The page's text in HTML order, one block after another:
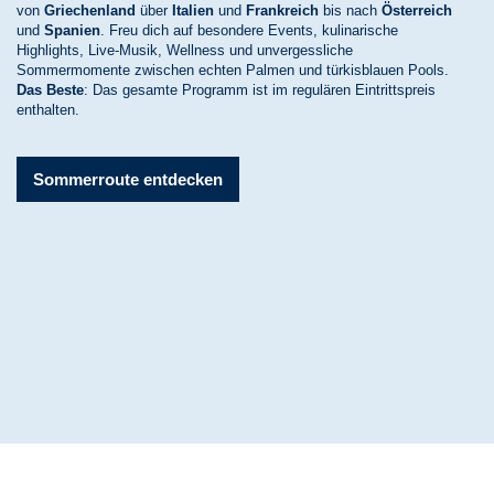
von Griechenland über Italien und Frankreich bis nach Österreich
und Spanien . Freu dich auf besondere Events, kulinarische
Highlights, Live-Musik, Wellness und unvergessliche
Sommermomente zwischen echten Palmen und türkisblauen Pools.
Das Beste: Das gesamte Programm ist im regulären Eintrittspreis
enthalten.
Sommerroute entdecken